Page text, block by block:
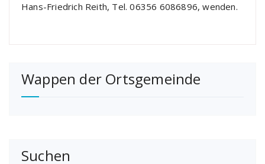
Hans-Friedrich Reith, Tel. 06356 6086896,wenden.
Wappen der Ortsgemeinde
Suchen